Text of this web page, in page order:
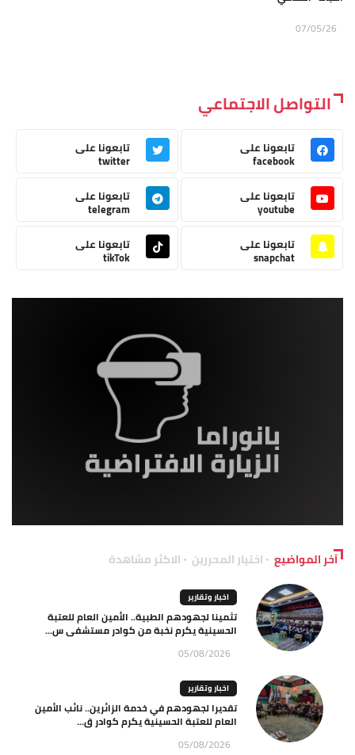
07/05/26
التواصل الاجتماعي
تابعونا على
facebook
تابعونا على
twitter
تابعونا على
youtube
تابعونا على
telegram
تابعونا على
snapchat
تابعونا على
tikTok
آخر المواضيع اختيار المحررين الاكثر مشاهدة
اخبار وتقارير
تثمينا لجهودهم الطبية.. الأمين العام للعتبة
الحسينية يكرم نخبة من كوادر مستشفى س...
05/08/2026
اخبار وتقارير
تقديرا لجهودهم في خدمة الزائرين.. نائب الأمين
العام للعتبة الحسينية يكرم كوادر ق...
05/08/2026